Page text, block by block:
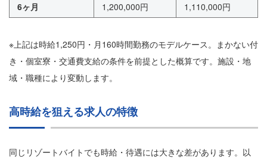
6ヶ月
1,200,000円 1,110,000円
※上記は時給1,250円・月160時間勤務のモデルケース。まかない付
き・個室寮・交通費支給の条件を前提とした概算です。施設・地
域・職種により変動します。
高時給を狙える求人の特徴
同じリゾートバイトでも時給・待遇には大きな差があります。以